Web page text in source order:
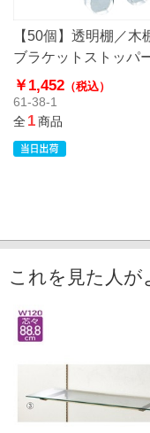
【50個】透明棚／木
ブラケットストッパ
￥1,452 （税込）
61-38-1
全1商品
これを見た人が